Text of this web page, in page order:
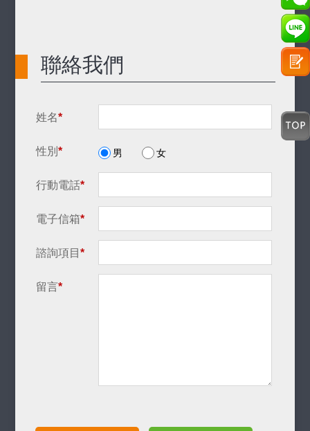
減清潔。Jeff來到我
們微笑美學牙醫診所
來越高，且口臭變
重、牙齒動搖、咀嚼
來越明顯，在同事的
業醫師治療。
全面整合的協同治
擇。
聯絡我們
姓名*
性別* 男 女
行動電話*
電子信箱*
諮詢項目*
留言*